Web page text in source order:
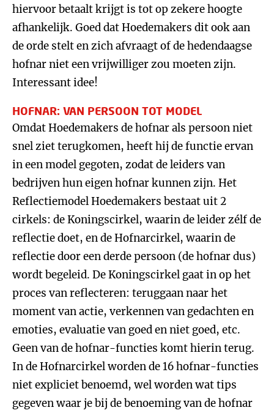
hiervoor betaalt krijgt is tot op zekere hoogte
afhankelijk. Goed dat Hoedemakers dit ook aan
de orde stelt en zich afvraagt of de hedendaagse
hofnar niet een vrijwilliger zou moeten zijn.
Interessant idee!
HOFNAR: VAN PERSOON TOT MODEL
Omdat Hoedemakers de hofnar als persoon niet
snel ziet terugkomen, heeft hij de functie ervan
in een model gegoten, zodat de leiders van
bedrijven hun eigen hofnar kunnen zijn. Het
Reflectiemodel Hoedemakers bestaat uit 2
cirkels: de Koningscirkel, waarin de leider zélf de
reflectie doet, en de Hofnarcirkel, waarin de
reflectie door een derde persoon (de hofnar dus)
wordt begeleid. De Koningscirkel gaat in op het
proces van reflecteren: teruggaan naar het
moment van actie, verkennen van gedachten en
emoties, evaluatie van goed en niet goed, etc.
Geen van de hofnar-functies komt hierin terug.
In de Hofnarcirkel worden de 16 hofnar-functies
niet expliciet benoemd, wel worden wat tips
gegeven waar je bij de benoeming van de hofnar